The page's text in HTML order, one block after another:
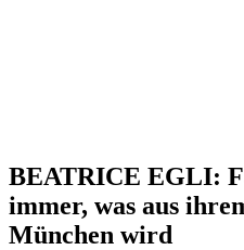
BEATRICE EGLI:
immer, was aus
München wird